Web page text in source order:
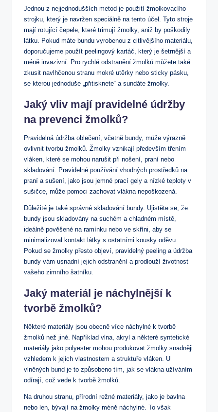
Jednou z ‌nejjednodušších ⁤metod je použití žmolkovacího
strojku, který je ⁤navržen speciálně na tento účel. Tyto stroje
mají rotující ⁣čepele, které trimují žmolky, aniž by poškodily
látku. Pokud ​máte bundu vyrobenou z citlivějšího ​materiálu,
⁣doporučujeme použít peelingový kartáč,‍ který je ‍šetrnější a
méně invazivní. Pro rychlé ‌odstranění žmolků můžete také
zkusit navlhčenou stranu mokré utěrky nebo⁤ sticky pásku,
se kterou jednoduše „přitisknete“ a sundáte⁤ žmolky.
Jaký vliv mají pravidelné⁣ údržby
na prevenci žmolků?
Pravidelná ‌údržba​ oblečení, včetně bundy,⁣ může⁣ výrazně
ovlivnit tvorbu‍ žmolků. Žmolky vznikají ​především třením
vláken, které se ⁣mohou narušit při nošení, ​praní nebo
skladování. Pravidelné ​používání vhodných prostředků na
praní a sušení, jako jsou​ jemné prací gely a nízké⁣ teploty v⁣
sušičce, může pomoci zachovat vlákna nepoškozená.
Důležité je také správné skladování bundy. Ujistěte ⁣se, že⁤
bundy jsou skladovány‍ na suchém a ⁣chladném ⁢místě,
ideálně​ pověšené na ramínku ‌nebo​ ve skříni, aby se
minimalizoval kontakt ​látky ‌s ostatními kousky oděvu.
Pokud se žmolky přesto objeví, pravidelný peeling a údržba
bundy‍ vám usnadní jejich odstranění a prodlouží životnost​
vašeho zimního šatníku.
Jaký materiál je náchylnější k
tvorbě žmolků?
Některé materiály jsou obecně více náchylné k tvorbě
žmolků než jiné. Například vlna, akryl a některé syntetické ​
materiály jako polyester mohou produkovat ⁤žmolky snadněji
vzhledem k jejich vlastnostem a struktuře vláken. U
vlněných ⁢bund ⁤je to způsobeno tím, jak se‍ vlákna užíváním
odírají, ⁢což vede k tvorbě žmolků.
Na druhou​ stranu, přírodní režné ‍materiály, jako je⁣ bavlna
nebo len, ⁤bývají na žmolky méně náchylné.⁢ To však‌